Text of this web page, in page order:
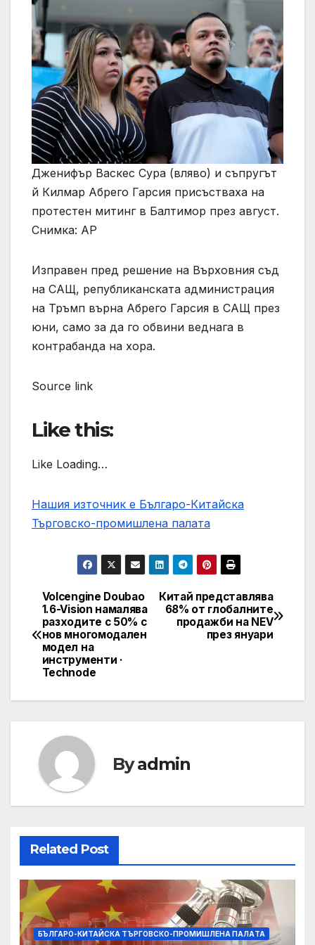
Дженифър Васкес Сура (вляво) и съпругът
й Килмар Абрего Гарсия присъстваха на
протестен митинг в Балтимор през август.
Снимка: AP
Изправен пред решение на Върховния съд
на САЩ, републиканската администрация
на Тръмп върна Абрего Гарсия в САЩ през
юни, само за да го обвини веднага в
контрабанда на хора.
Source link
Like this:
Like Loading…
Нашия източник е Българо-Китайска
Търговско-промишлена палaта
Post
navigation
Китай представлява
68% от глобалните
продажби на NEV
през януари
Volcengine Doubao
1.6-Vision намалява
разходите с 50% с
нов многомодален
модел на
инструменти ·
Technode
Byadmin
Related Post
БЪЛГАРО-КИТАЙСКА ТЪРГОВСКО-ПРОМИШЛЕНА ПАЛAТА